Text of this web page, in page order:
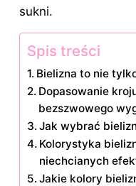
sukni.
Spis treści
Bielizna to nie
Dopasowanie
bezszwowego
Jak wybrać
Kolorystyka
niechcianych
Jakie kolory